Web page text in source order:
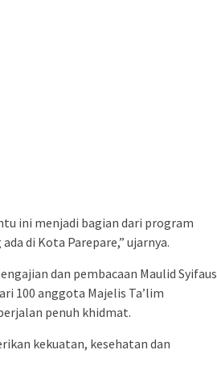
ini menjadi bagian dari program
di Kota Parepare,” ujarnya.
dan pembacaan Maulid Syifaus
100 anggota Majelis Ta’lim
penuh khidmat.
kekuatan, kesehatan dan